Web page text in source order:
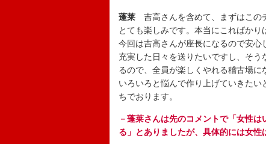
蓬莱 吉高さんを含めて、まずはこの
とても楽しみです。本当にこればかり
今回は吉高さんが座長になるので安心
充実した日々を送りたいですし、そ
るので、全員が楽しくやれる稽古場に
いろいろと悩んで作り上げていきた
ちでおります。
－蓬莱さんは先のコメントで「女性
る」とありましたが、具体的には女性